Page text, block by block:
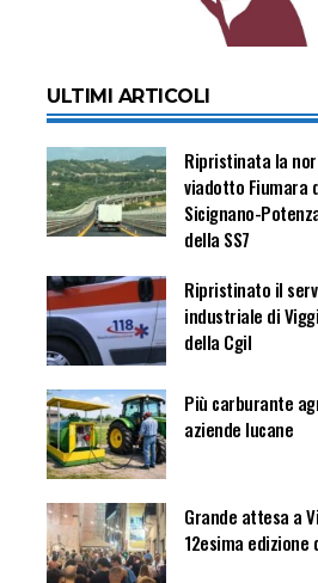
ULTIMI ARTICOLI
Ripristinata la
viadotto Fiumara
Sicignano-
della SS7
Ripristinato il
industriale di
della Cgil
Più carburante
aziende lucane
Grande attesa a
12esima edizione